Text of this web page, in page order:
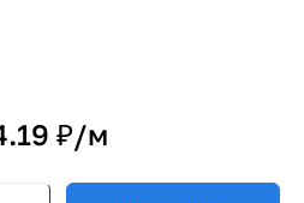
₽/м